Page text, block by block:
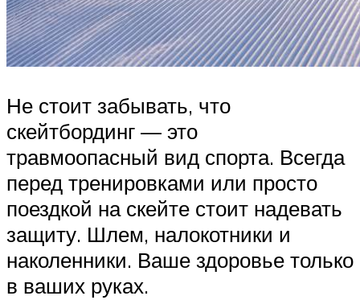
Не стоит забывать, что
скейтбординг — это
травмоопасный вид спорта. Всегда
перед тренировками или просто
поездкой на скейте стоит надевать
защиту. Шлем, налокотники и
наколенники. Ваше здоровье только
в ваших руках.